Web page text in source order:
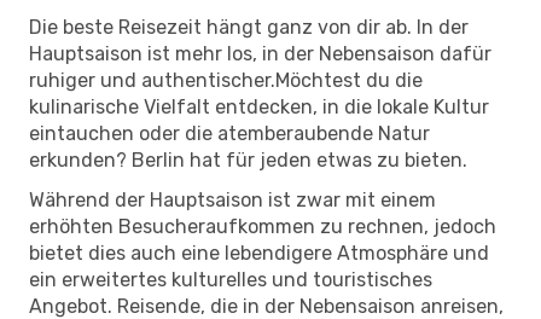
Die beste Reisezeit hängt ganz von dir ab. In der
Hauptsaison ist mehr los, in der Nebensaison dafür
ruhiger und authentischer.Möchtest du die
kulinarische Vielfalt entdecken, in die lokale Kultur
eintauchen oder die atemberaubende Natur
erkunden? Berlin hat für jeden etwas zu bieten.
Während der Hauptsaison ist zwar mit einem
erhöhten Besucheraufkommen zu rechnen, jedoch
bietet dies auch eine lebendigere Atmosphäre und
ein erweitertes kulturelles und touristisches
Angebot. Reisende, die in der Nebensaison anreisen,